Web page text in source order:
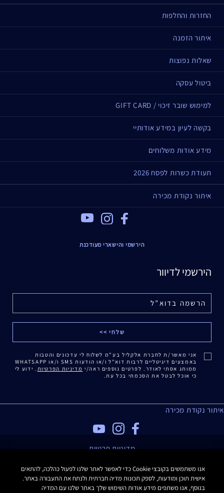
החזרות והחלפות
איתור הזמנה
שאלות נפוצות
ביטול עסקה
למימוש שובר זיכוי / GIFT CARD
בקשה לעיון במידע אודותיי
מידע אודות משלוחים
תעודת כשרות לפסח 2026
איתור נקודת מכירה
Facebook
הירשמי והישארי מעודכנת
הירשמי לדיוור
אני מאשר/ת לחברת אלקליל בע"מ לשלוח לי עדכונים והטבות
באמצעים דיגיטליים לרבות דוא"ל ו/או הודעות SMS ו/או WHATSAPP
ממותג אסתי לאודר. לפרטים נוספים ראה/י מדיניות הפרטיות . ידוע לי
כי אוכל לבטל את הסכמתי בכל עת.
איתור נקודת מכירה
מדיניות פרטיות
תקנון האתר
תקנון Estee E-List
אנו משתמשים בקובצי Cookie כדי לאפשר לאתר שלנו לפעול כהלכה, להתאים
אישית תוכן ומודעות, לספק תכונות מדיה חברתית ולנתח את התעבורה באתר.
בנוסף, אנו משתפים מידע אודות השימוש שלך באתר שלנו עם המדיה